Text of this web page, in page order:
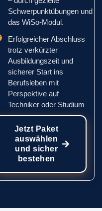
Schwerpunktübungen und
das WiSo-Modul.
Erfolgreicher Abschluss
trotz verkürzter
Ausbildungszeit und
sicherer Start ins
Berufsleben mit
Perspektive auf
Techniker oder Studium
Jetzt Paket
auswählen
und sicher
bestehen